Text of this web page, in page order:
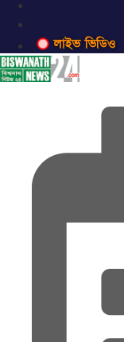
লাইভ ভিডিও